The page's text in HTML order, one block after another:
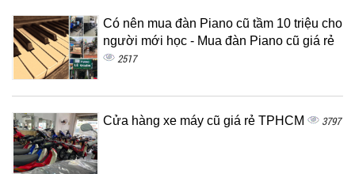
Có nên mua đàn Piano cũ tầm 10 triệu cho
người mới học - Mua đàn Piano cũ giá rẻ
2517
Cửa hàng xe máy cũ giá rẻ TPHCM 3797